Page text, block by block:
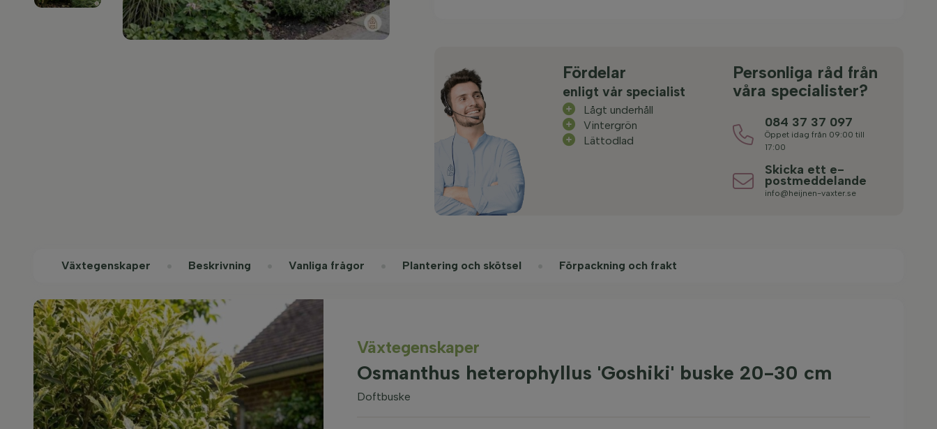
Fördelar
enligt vår specialist
Lågt underhåll
Vintergrön
Lättodlad
Personliga råd från
våra specialister?
084 37 37 097
Öppet idag från 09:00 till
17:00
Skicka ett e-
postmeddelande
info@heijnen-vaxter.se
Växtegenskaper Beskrivning Vanliga frågor Plantering och skötsel Förpackning och frakt
Växtegenskaper
Osmanthus heterophyllus 'Goshiki' buske 20-30 cm
Doftbuske